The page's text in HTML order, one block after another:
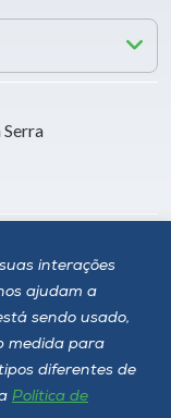
interações
ajudam a
sendo usado,
medida para
diferentes de
Política de